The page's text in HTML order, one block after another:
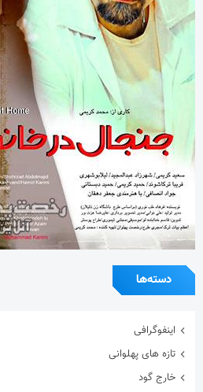
دسته‌ها
اینفوگرافی
تازه های پهلوانی
خارج گود